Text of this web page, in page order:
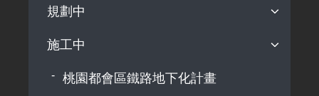
高鐵延伸宜蘭規劃作業
恆春(屏南)觀光鐵路計畫
機場捷運延伸中壢火車站計畫
台灣高鐵
花東鐵路電氣化計畫
規劃中
彰化市鐵路高架化計畫
臺南鐵路延伸永康計畫
施工中
桃園都會區鐵路地下化計畫